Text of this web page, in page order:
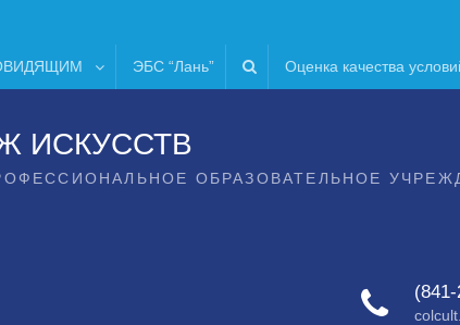
ЭБС “Лань” Оценка качества
ИСКУССТВ
ОБРАЗОВАТЕЛЬНОЕ